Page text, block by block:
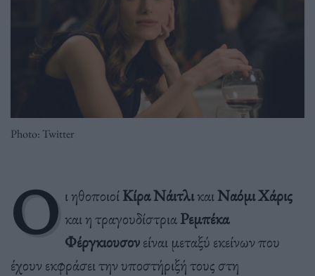
Photo: Twitter
Ο ι ηθοποιοίΚίρα ΝάιτλικαιΝαόμι Χάρις
και η τραγουδίστριαΡεμπέκα
Φέργκιουσονείναι μεταξύ εκείνων που
έχουν εκφράσει την υποστήριξή τους στη